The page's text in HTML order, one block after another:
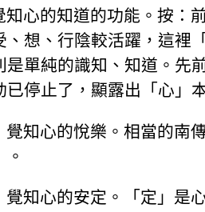
知心的知道的功能。按：
、想、行陰較活躍，這裡
是單純的識知、知道。先
已停止了，顯露出「心」
覺知心的悅樂。相當的南
。
覺知心的安定。「定」是